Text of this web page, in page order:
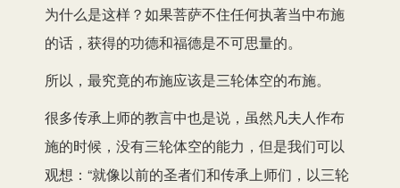
为什么是这样？如果菩萨不住任何执著当中布施
的话，获得的功德和福德是不可思量的。
所以，最究竟的布施应该是三轮体空的布施。
很多传承上师的教言中也是说，虽然凡夫人作布
施的时候，没有三轮体空的能力，但是我们可以
观想：“就像以前的圣者们和传承上师们，以三轮